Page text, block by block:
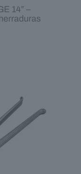
14” –